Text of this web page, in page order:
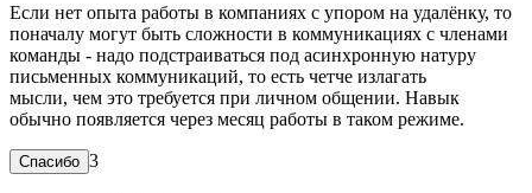
Если нет опыта работы в компаниях с упором на удалёнку, то
поначалу могут быть сложности в коммуникациях с членами
команды - надо подстраиваться под асинхронную натуру
письменных коммуникаций, то есть четче излагать
мысли, чем это требуется при личном общении. Навык
обычно появляется через месяц работы в таком режиме.
3